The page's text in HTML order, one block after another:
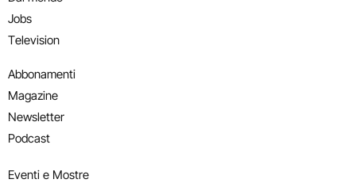
Jobs
Television
Abbonamenti
Magazine
Newsletter
Podcast
Eventi e Mostre